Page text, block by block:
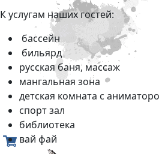
К услугам наших гостей:
бассейн
бильярд
русская баня, массаж
мангальная зона
детская комната с
спорт зал
библиотека
вай фай